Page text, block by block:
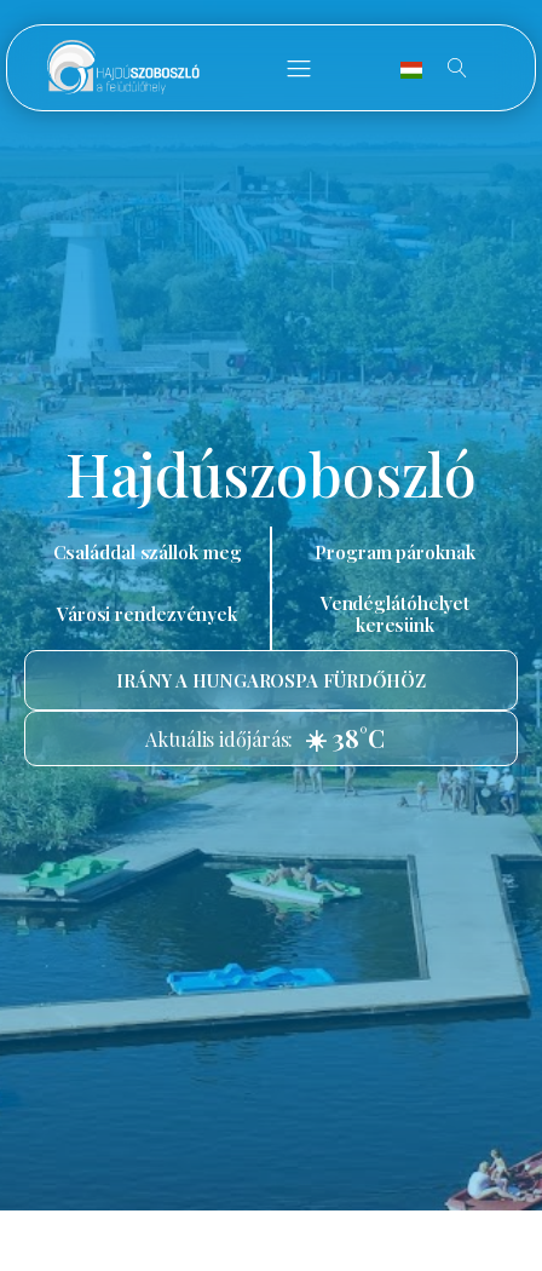
Hajdúszoboszló
Családdal szállok meg Program pároknak
Városi rendezvények
Vendéglátóhelyet
keresünk
IRÁNY A HUNGAROSPA FÜRDŐHÖZ
Aktuális időjárás: ☀️ 38°C